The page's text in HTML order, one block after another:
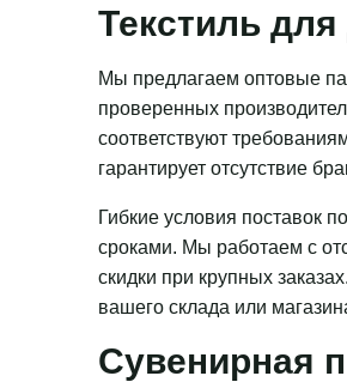
Текстиль
Мы предлагаем оптовые
проверенных
соответствуют
гарантирует отсутствие
Гибкие условия поставок
сроками. Мы работаем с
скидки при крупных
вашего склада или
Сувенирная